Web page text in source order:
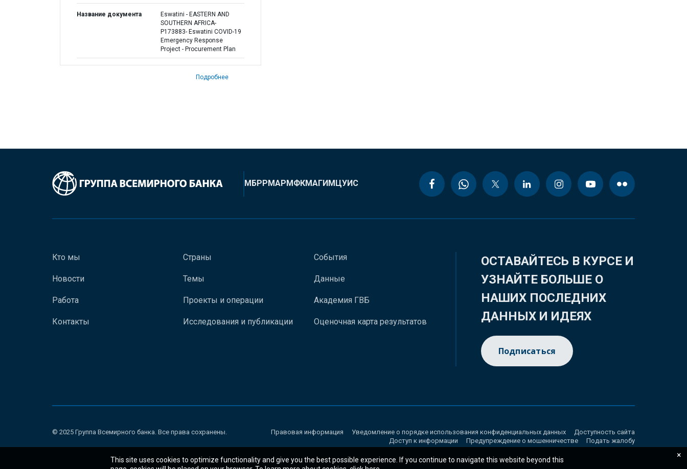
Название документа
Eswatini - EASTERN AND
SOUTHERN AFRICA-
P173883- Eswatini COVID-19
Emergency Response
Project - Procurement Plan
Подробнее
МБРРМАРМФКМАГИМЦУИС
Кто мы
Новости
Работа
Контакты
Страны
Темы
Проекты и операции
Исследования и публикации
События
Данные
Академия ГВБ
Оценочная карта результатов
ОСТАВАЙТЕСЬ В КУРСЕ И
УЗНАЙТЕ БОЛЬШЕ О
НАШИХ ПОСЛЕДНИХ
ДАННЫХ И ИДЕЯХ
Подписаться
© 2025 Группа Всемирного банка. Все права сохранены. Правовая информация Уведомление о порядке использования конфиденциальных данных
Доступность сайта
Доступ к информации
Предупреждение о мошенничестве Подать жалобу
This site uses cookies to optimize functionality and give you the best possible experience. If you continue to navigate this website beyond this
×